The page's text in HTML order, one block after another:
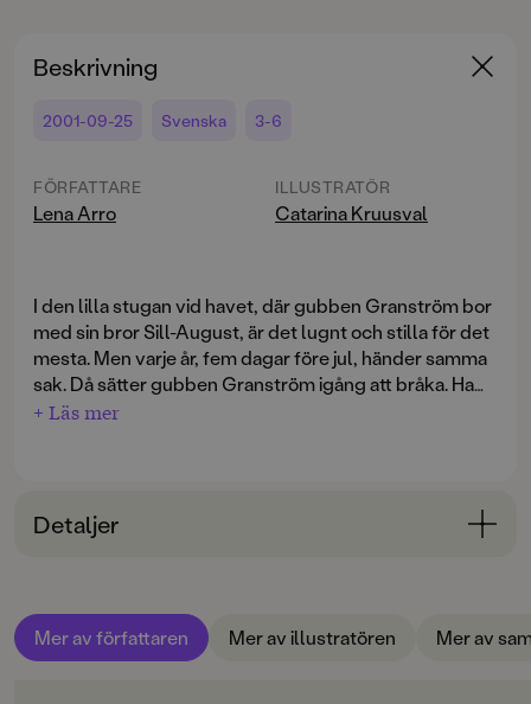
Beskrivning
2001-09-25 Svenska 3-6
FÖRFATTARE
Lena Arro
ILLUSTRATÖR
Catarina Kruusval
I den lilla stugan vid havet, där gubben Granström bor
med sin bror Sill-August, är det lugnt och stilla för det
mesta. Men varje år, fem dagar före jul, händer samma
sak. Då sätter gubben Granström igång att bråka. Han
vill inte fira jul ? men det vill Sill-August! Lena Arro,
Sjögrens Klumpe Dumpe-serie. Måsar och
mamelucker!, 1991 Fastrar och fullriggare!, 1992
+ Läs mer
Detaljer
ÅLDERSGRUPP
3-6
Mer av författaren Mer av illustratören Mer av